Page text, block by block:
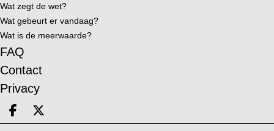
Wat zegt de wet?
Wat gebeurt er vandaag?
Wat is de meerwaarde?
FAQ
Contact
Privacy
Deel op facebook
Deel op X